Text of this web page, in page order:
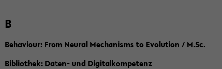
B
Behaviour: From Neural Mechanisms to Evolution / M.Sc.
Bibliothek: Daten- und Digitalkompetenz